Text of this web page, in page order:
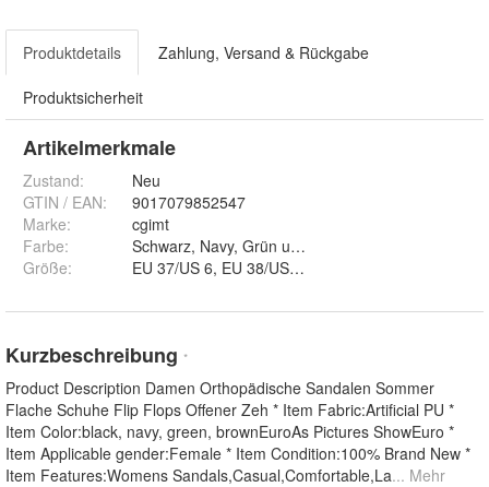
Produktdetails Zahlung, Versand & Rückgabe
Produktsicherheit
Artikelmerkmale
Zustand:
Neu
GTIN / EAN:
9017079852547
Marke:
cgimt
Farbe:
Größe:
Kurzbeschreibung *
Product Description Damen Orthopädische Sandalen Sommer
Flache Schuhe Flip Flops Offener Zeh * Item Fabric:Artificial PU *
Item Color:black, navy, green, brownEuroAs Pictures ShowEuro *
Item Applicable gender:Female * Item Condition:100% Brand New *
Item Features:Womens Sandals,Casual,Comfortable,La... Mehr